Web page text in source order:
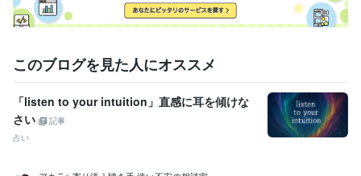
そんな幸せの連鎖を起こせるのが「セルフラブ」です！
マーケティング / 広告・宣伝・プロモーション
カスタマーサポート・カスタマーサクセス / コールセンター管理・運
営
経験年数 : 3年
ライフスタイル・その他 / 占い師
このブログを見た人にオススメ
「listen to your intuition」直感に耳を傾けな
さい
記事
占い